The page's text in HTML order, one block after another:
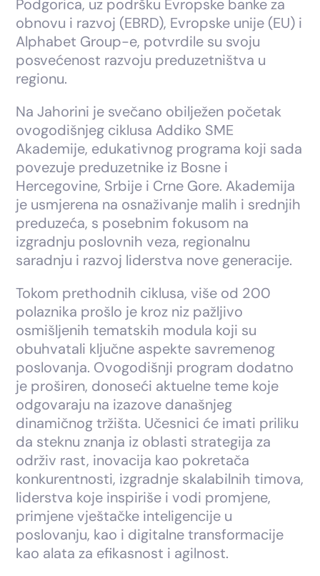
Podgorica, uz podršku Evropske banke za
obnovu i razvoj (EBRD), Evropske unije (EU) i
Alphabet Group-e, potvrdile su svoju
posvećenost razvoju preduzetništva u
regionu.
Na Jahorini je svečano obilježen početak
ovogodišnjeg ciklusa Addiko SME
Akademije, edukativnog programa koji sada
povezuje preduzetnike iz Bosne i
Hercegovine, Srbije i Crne Gore. Akademija
je usmjerena na osnaživanje malih i srednjih
preduzeća, s posebnim fokusom na
izgradnju poslovnih veza, regionalnu
saradnju i razvoj liderstva nove generacije.
Tokom prethodnih ciklusa, više od 200
polaznika prošlo je kroz niz pažljivo
osmišljenih tematskih modula koji su
obuhvatali ključne aspekte savremenog
poslovanja. Ovogodišnji program dodatno
je proširen, donoseći aktuelne teme koje
odgovaraju na izazove današnjeg
dinamičnog tržišta. Učesnici će imati priliku
da steknu znanja iz oblasti strategija za
održiv rast, inovacija kao pokretača
konkurentnosti, izgradnje skalabilnih timova,
liderstva koje inspiriše i vodi promjene,
primjene vještačke inteligencije u
poslovanju, kao i digitalne transformacije
kao alata za efikasnost i agilnost.